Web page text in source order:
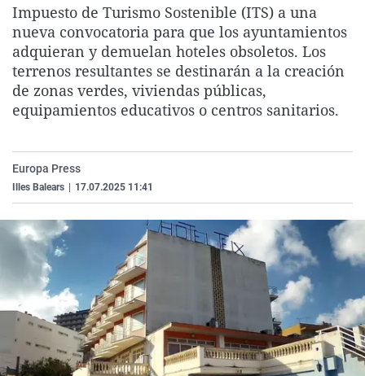
La rosa de los vientos
Gente viajera
Como el perro y el
Caso
Retornados
Equipo de
Operación Viuda
Extremadura
Galicia
La Rioja
Navarra
Virales
Televisión
Elecciones
Impuesto de Turismo Sostenible (ITS) a una
nueva convocatoria para que los ayuntamientos
adquieran y demuelan hoteles obsoletos. Los
terrenos resultantes se destinarán a la creación
de zonas verdes, viviendas públicas,
equipamientos educativos o centros sanitarios.
Europa Press
Illes Balears 17.07.2025 11:41